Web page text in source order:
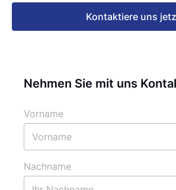
Kontaktiere uns
Nehmen Sie mit uns
Vorname
Nachname